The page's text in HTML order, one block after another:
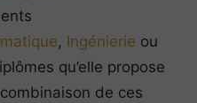
, Ingénierie ou
qu’elle propose
de ces